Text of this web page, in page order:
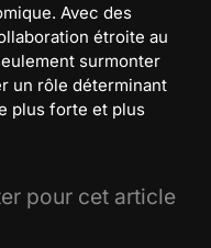
Avec des
étroite au
surmonter
un rôle déterminant
plus forte et plus
pour cet article